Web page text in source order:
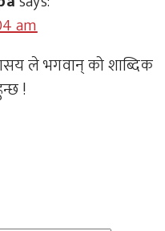
am
ले भगवान् को शाब्दिक
!